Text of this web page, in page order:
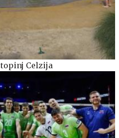
Celzija